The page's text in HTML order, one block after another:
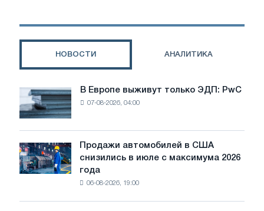
чтобы
НОВОСТИ АНАЛИТИКА
Европе
выживут
только
ЭДП:
PwC
В Европе выживут только ЭДП: PwC
07-08-2026, 04:00
Продажи
автомобилей
в
Продажи автомобилей в США
снизились в июле с максимума 2026
года
06-08-2026, 19:00